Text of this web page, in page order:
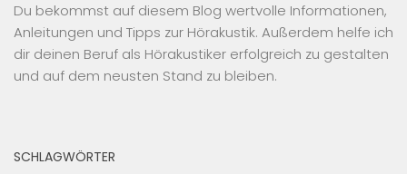
Du bekommst auf diesem Blog wertvolle Informationen,
Anleitungen und Tipps zur Hörakustik. Außerdem helfe ich
dir deinen Beruf als Hörakustiker erfolgreich zu gestalten
und auf dem neusten Stand zu bleiben.
SCHLAGWÖRTER